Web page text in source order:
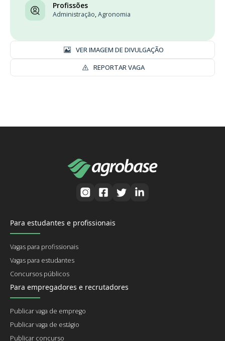
Profissões
Administração,Agronomia
VER IMAGEM DE DIVULGAÇÃO
REPORTAR VAGA
Para estudantes e profissionais
Vagas para profissionais
Vagas para estudantes
Concursos públicos
Para empregadores e recrutadores
Publicar vaga de emprego
Publicar vaga de estágio
Publicar concurso